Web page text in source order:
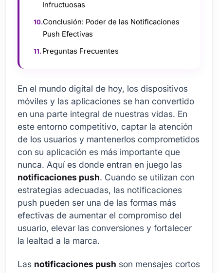
Infructuosas
Conclusión: Poder de las Notificaciones
Push Efectivas
Preguntas Frecuentes
En el mundo digital de hoy, los dispositivos
móviles y las aplicaciones se han convertido
en una parte integral de nuestras vidas. En
este entorno competitivo, captar la atención
de los usuarios y mantenerlos comprometidos
con su aplicación es más importante que
nunca. Aquí es donde entran en juego las
notificaciones push. Cuando se utilizan con
estrategias adecuadas, las notificaciones
push pueden ser una de las formas más
efectivas de aumentar el compromiso del
usuario, elevar las conversiones y fortalecer
la lealtad a la marca.
Las notificaciones push son mensajes cortos